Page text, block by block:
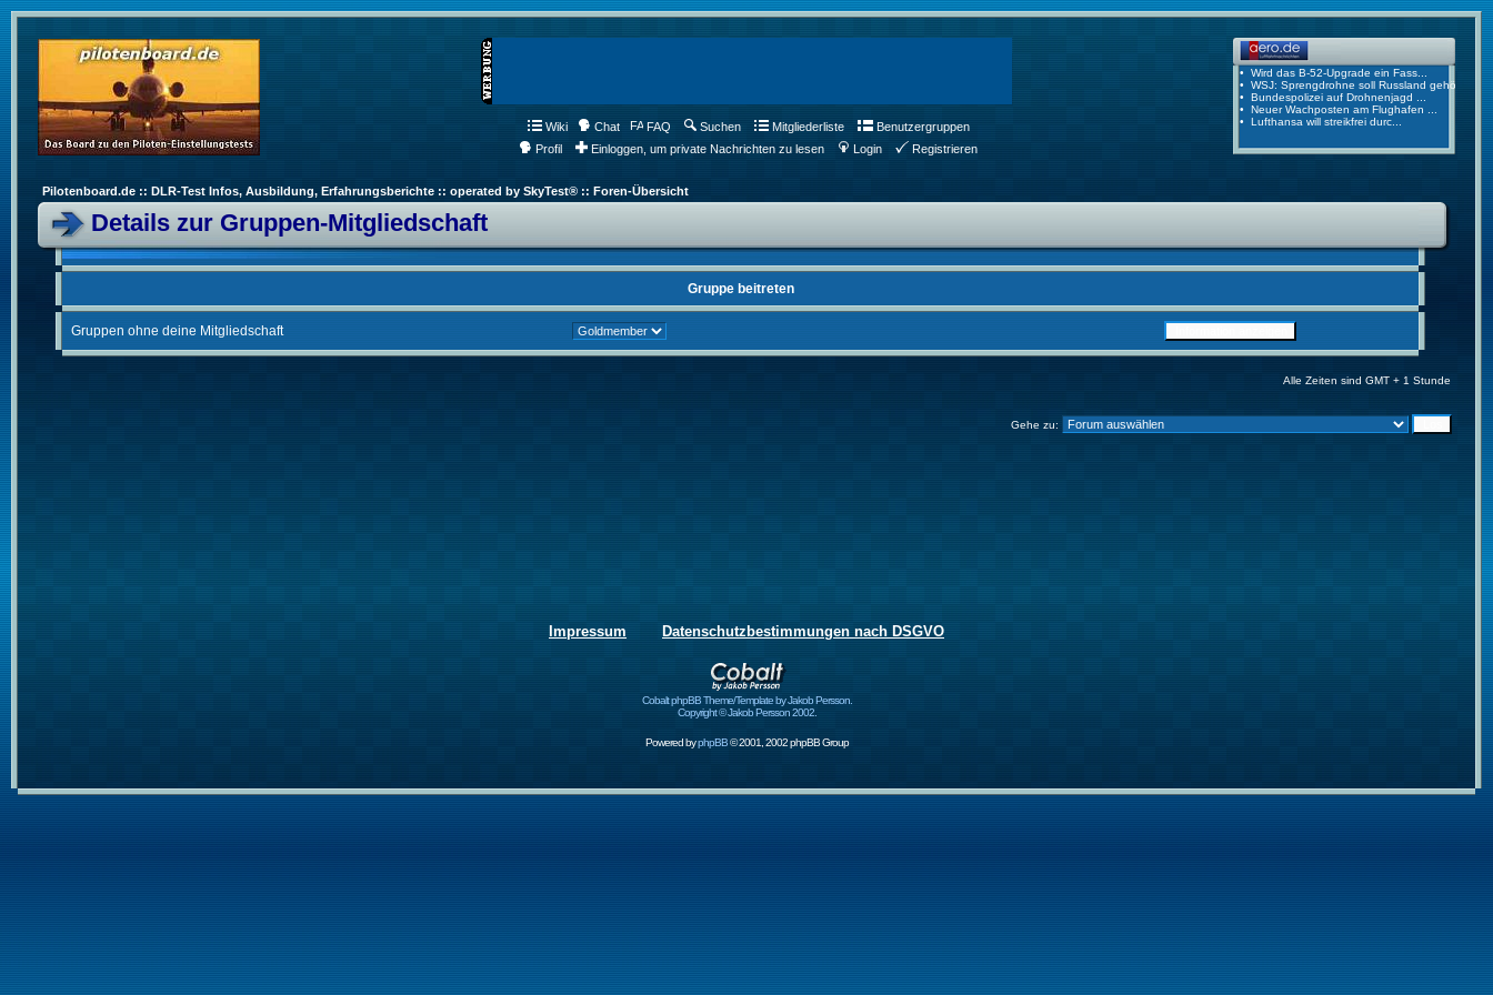
Wiki Chat FAQ Suchen Mitgliederliste
Benutzergruppen
Profil
Einloggen, um private Nachrichten zu lesen Login Registrieren
Pilotenboard.de :: DLR-Test Infos, Ausbildung, Erfahrungsberichte :: operated by SkyTest® :: Foren-Übersicht
Details zur Gruppen-Mitgliedschaft
Gruppe beitreten
Gruppen ohne deine Mitgliedschaft
Alle Zeiten sind GMT + 1 Stunde
Gehe zu:
Impressum Datenschutzbestimmungen nach DSGVO
Cobalt phpBB Theme/Template by Jakob Persson.
Copyright © Jakob Persson 2002.
Powered byphpBB© 2001, 2002 phpBB Group